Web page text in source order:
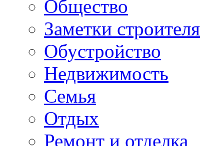
Общество
Заметки строителя
Обустройство
Недвижимость
Семья
Отдых
Ремонт и отделка